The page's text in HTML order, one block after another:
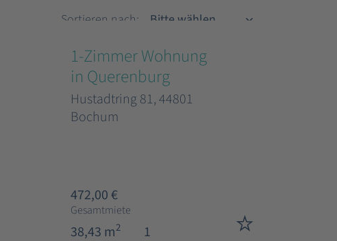
Sortieren nach:
1-Zimmer Wohnung
in Querenburg
Hustadtring 81, 44801
Bochum
472,00 €
Gesamtmiete
38,43 m2 1